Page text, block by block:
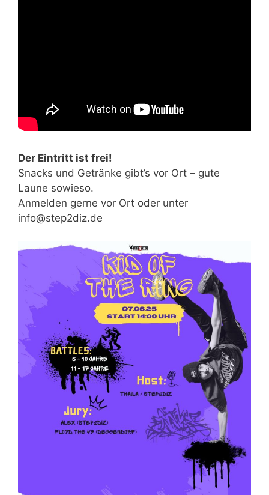
Der Eintritt ist frei!
Snacks und Getränke gibt’s vor Ort – gute
Laune sowieso.
Anmelden gerne vor Ort oder unter
info@step2diz.de